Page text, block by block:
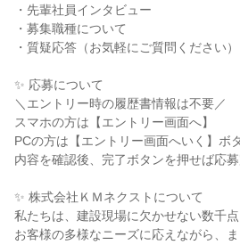
・先輩社員インタビュー
・募集職種について
・質疑応答（お気軽にご質問ください）
✨ 応募について
＼エントリー時の履歴書情報は不要／
スマホの方は【エントリー画面へ】
PCの方は【エントリー画面へいく】ボ
内容を確認後、完了ボタンを押せば応募
✨ 株式会社ＫＭネクストについて
私たちは、建設現場に欠かせない数千点
お客様の多様なニーズに応えながら、